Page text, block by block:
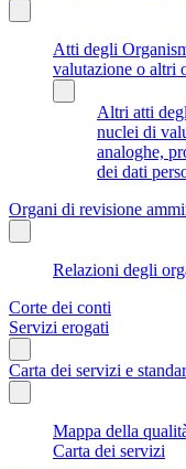
Atti degli
valutazione o altri
Altri atti
nuclei di
analoghe,
dei dati
Organi di revisione
Relazioni degli
Corte dei conti
Servizi erogati
Carta dei servizi e
Mappa della
Carta dei servizi